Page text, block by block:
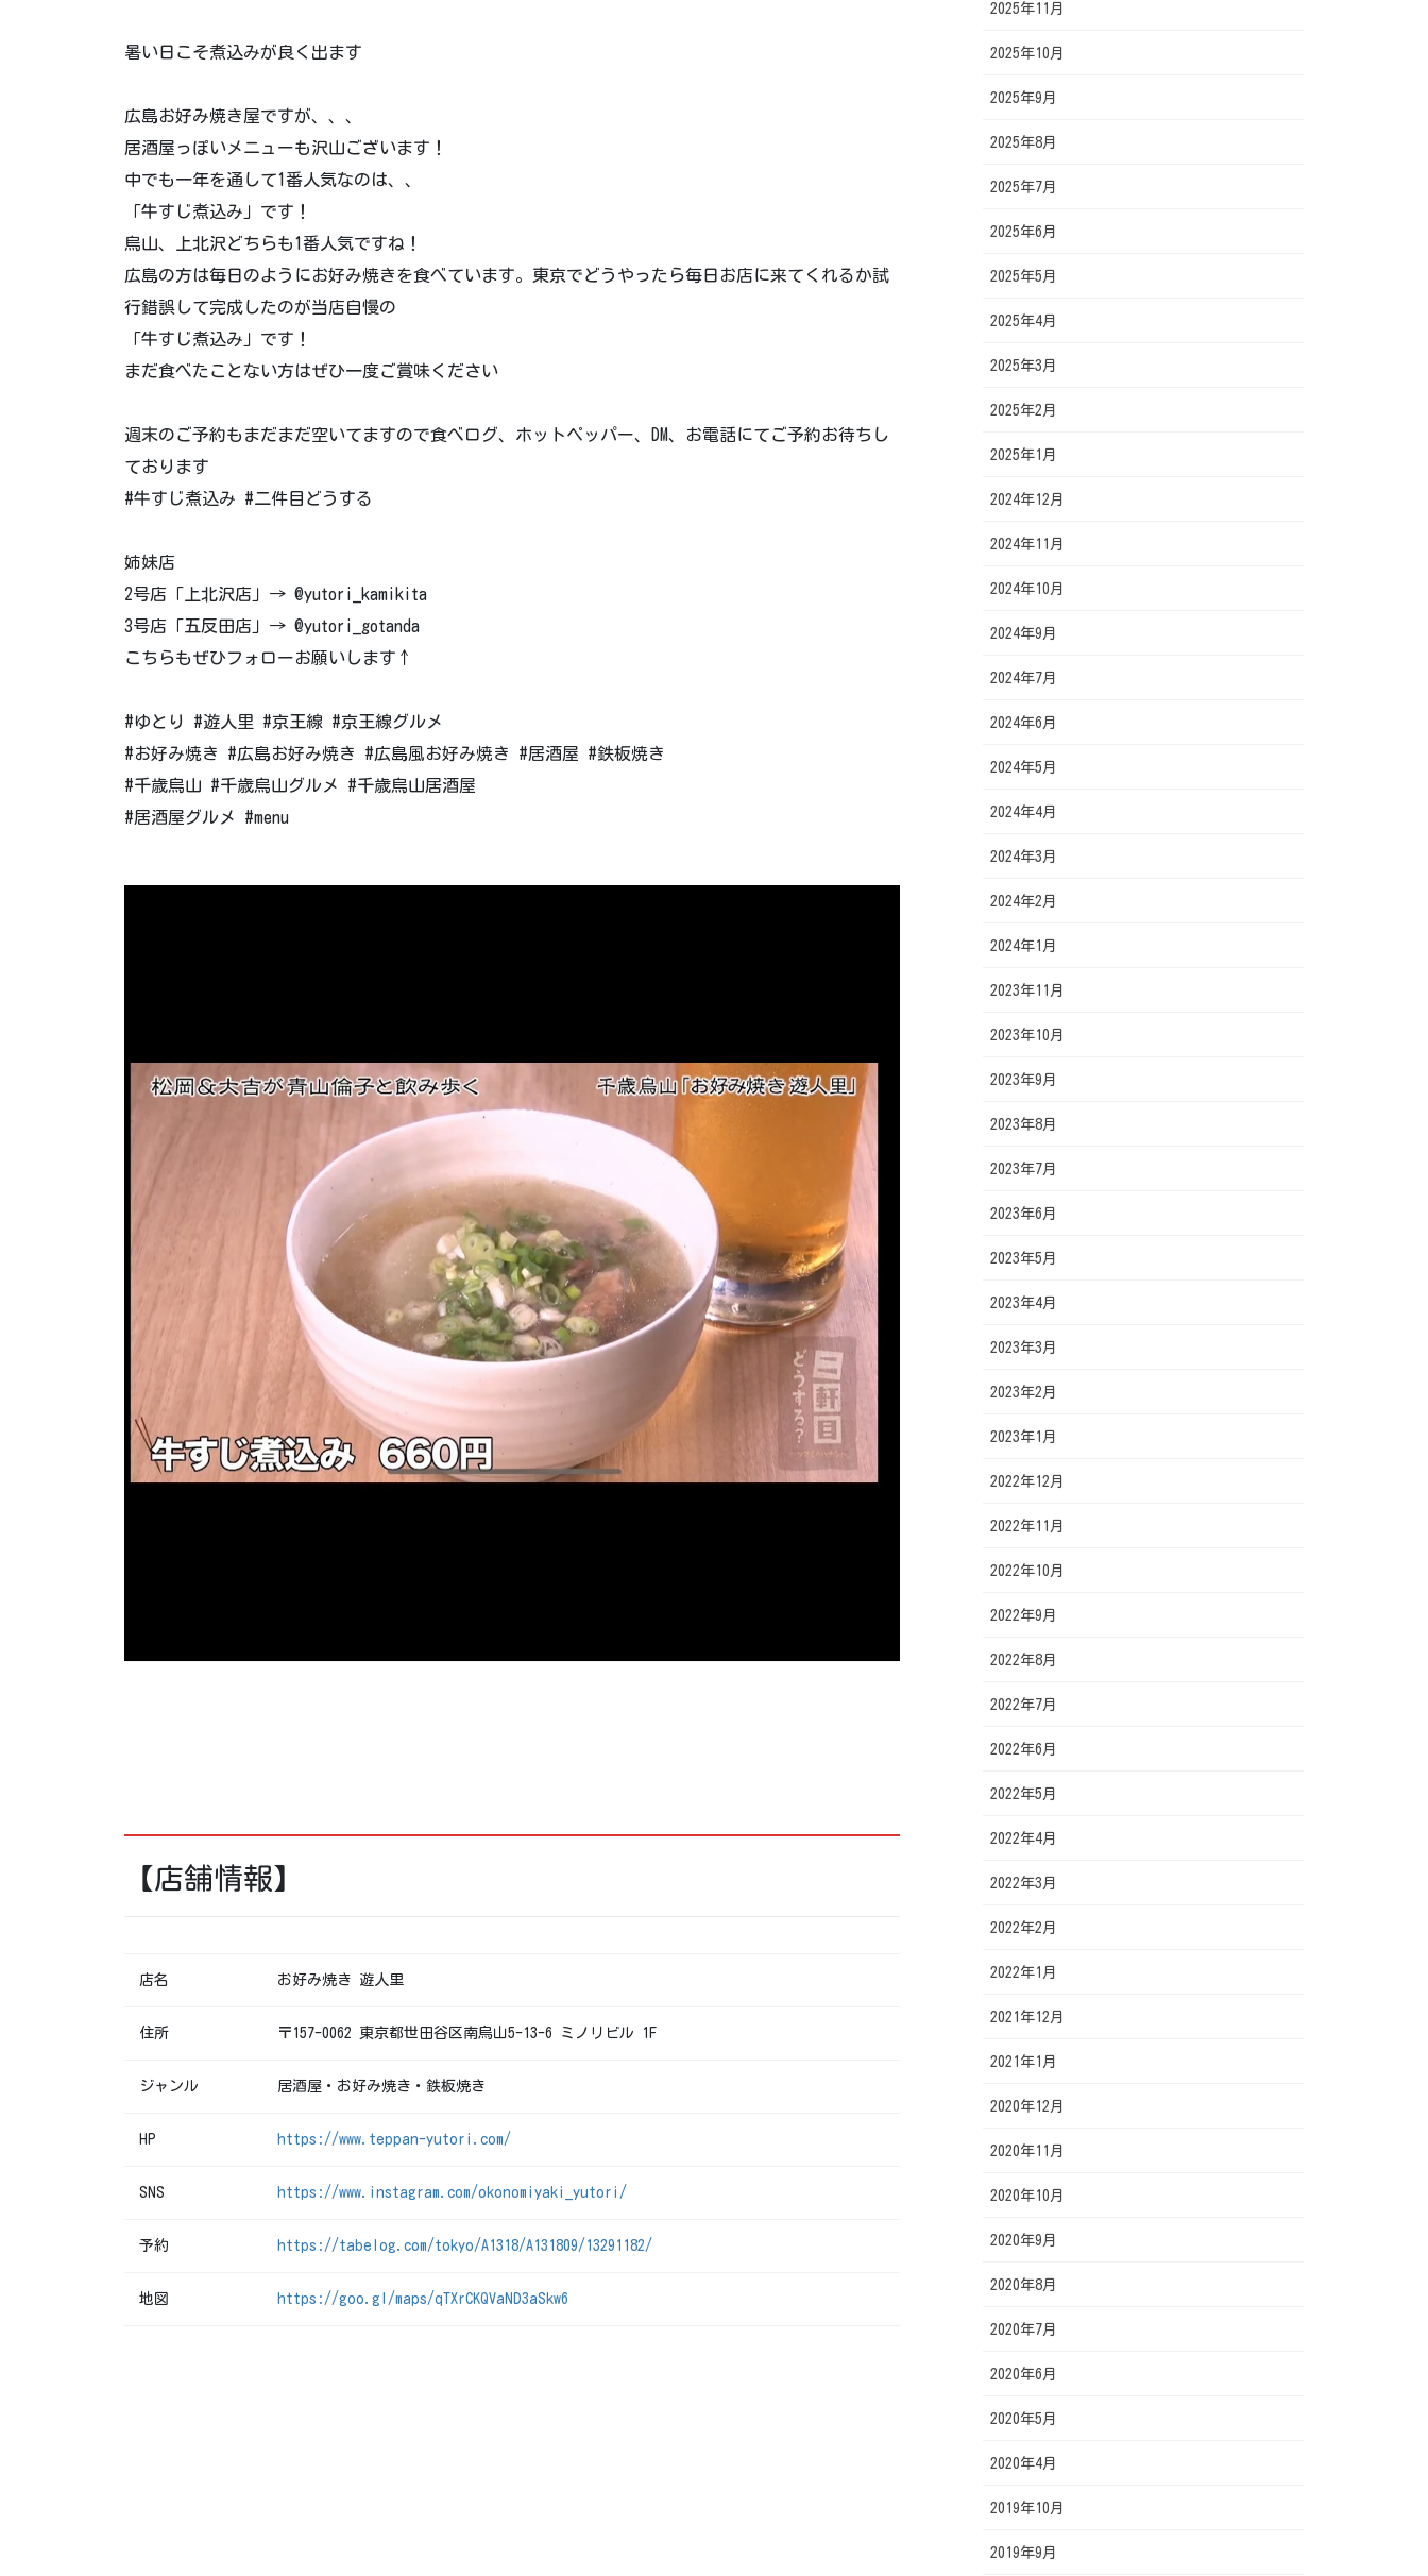
暑い日こそ️煮込みが良く出ます️
広島お好み焼き屋ですが、、、
居酒屋っぽいメニューも沢山ございます！
中でも一年を通して1番人気なのは、、
「牛すじ煮込み」です！
烏山、上北沢どちらも1番人気ですね！
広島の方は毎日のようにお好み焼きを食べています。東京でどうやったら毎日お店に来てくれるか試
行錯誤して完成したのが当店自慢の
「牛すじ煮込み」です！
まだ食べたことない方はぜひ一度ご賞味ください️
週末のご予約もまだまだ空いてますので食べログ、ホットペッパー、DM、お電話にてご予約お待ちし
ております️
#牛すじ煮込み #二件目どうする
姉妹店
2号店「上北沢店」→ @yutori_kamikita
3号店「五反田店」→ @yutori_gotanda
こちらもぜひフォローお願いします↑
#ゆとり #遊人里 #京王線 #京王線グルメ
#お好み焼き #広島お好み焼き #広島風お好み焼き #居酒屋 #鉄板焼き
#千歳烏山 #千歳烏山グルメ #千歳烏山居酒屋
#居酒屋グルメ #menu
【店舗情報】
店名 お好み焼き 遊人里
住所 〒157-0062 東京都世田谷区南烏山5-13-6 ミノリビル 1F
ジャンル 居酒屋・お好み焼き・鉄板焼き
HP https://www.teppan-yutori.com/
SNS https://www.instagram.com/okonomiyaki_yutori/
予約 https://tabelog.com/tokyo/A1318/A131809/13291182/
地図 https://goo.gl/maps/qTXrCKQVaND3aSkw6
2025年11月
2025年10月
2025年9月
2025年8月
2025年7月
2025年6月
2025年5月
2025年4月
2025年3月
2025年2月
2025年1月
2024年12月
2024年11月
2024年10月
2024年9月
2024年7月
2024年6月
2024年5月
2024年4月
2024年3月
2024年2月
2024年1月
2023年11月
2023年10月
2023年9月
2023年8月
2023年7月
2023年6月
2023年5月
2023年4月
2023年3月
2023年2月
2023年1月
2022年12月
2022年11月
2022年10月
2022年9月
2022年8月
2022年7月
2022年6月
2022年5月
2022年4月
2022年3月
2022年2月
2022年1月
2021年12月
2021年1月
2020年12月
2020年11月
2020年10月
2020年9月
2020年8月
2020年7月
2020年6月
2020年5月
2020年4月
2019年10月
2019年9月